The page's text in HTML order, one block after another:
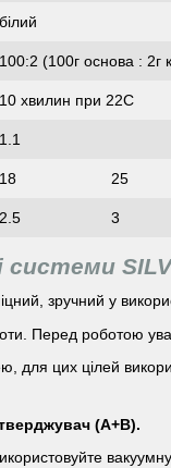
білий
100:2 (100г основа : 2г
10 хвилин при 22С
1.1
18 25
2.5 3
системи
зручний у
Перед роботою
для цих цілей
(А+В).